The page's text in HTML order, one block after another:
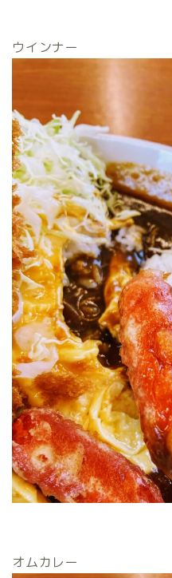
ウインナー
オムカレー